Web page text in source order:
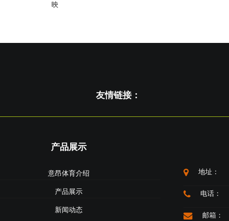
映
友情链接：
产品展示
意昂体育介绍
产品展示
新闻动态
地址：
电话：
邮箱：